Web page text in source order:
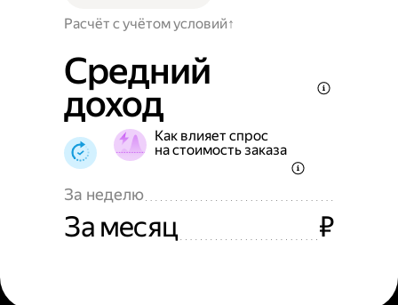
Расчёт с учётом условий
Средний
доход
Как влияет спрос
на стоимость заказа
За неделю
За месяц ₽